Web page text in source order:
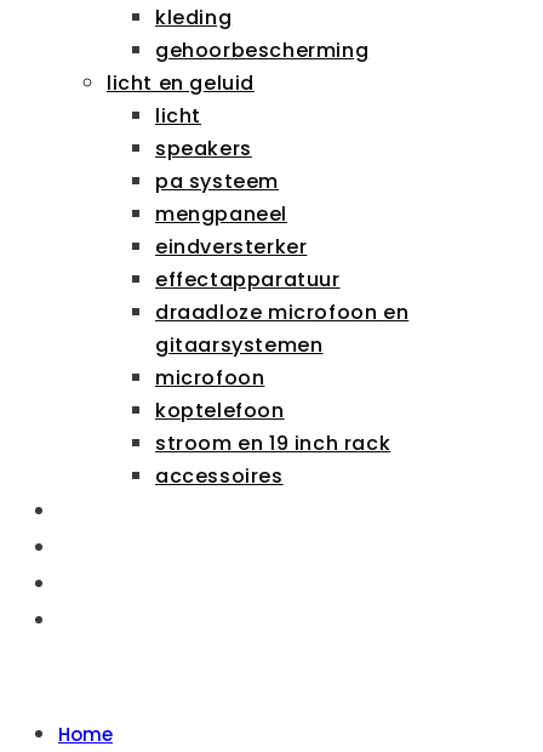
kleding
gehoorbescherming
licht en geluid
licht
speakers
pa systeem
mengpaneel
eindversterker
effectapparatuur
draadloze microfoon en
gitaarsystemen
microfoon
koptelefoon
stroom en 19 inch rack
accessoires
Home